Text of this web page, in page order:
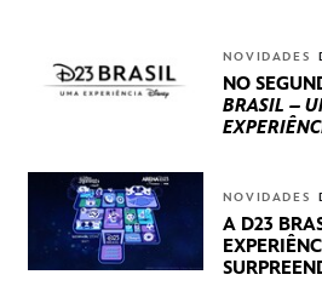
NOVIDADES
NO
BRASIL –
STUDIOS
PRÉVIAS E
DOS SEUS
NOVIDADES
A D23